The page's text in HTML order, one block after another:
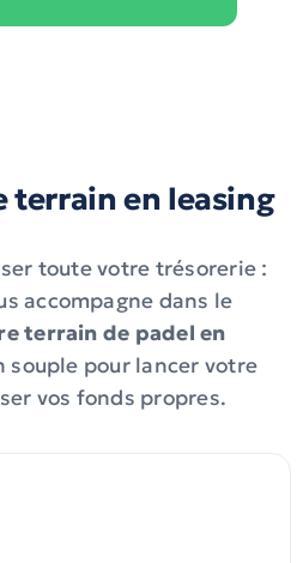
terrain en leasing
toute votre trésorerie :
accompagne dans le
terrain de padel en
souple pour lancer votre
vos fonds propres.